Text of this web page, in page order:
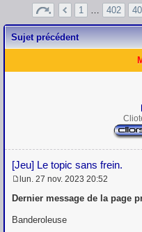
1
402
Sujet précédent
[Jeu] Le topic sans frein.
e
s
a
lun. 27 nov. 2023 20:52
Dernier message de la page
Banderoleuse